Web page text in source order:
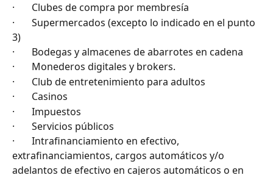
·       Clubes de compra por membresía
·       Supermercados (excepto lo indicado en el punto
3)
·       Bodegas y almacenes de abarrotes en cadena
·       Monederos digitales y brokers.
·       Club de entretenimiento para adultos
·       Casinos
·       Impuestos
·       Servicios públicos
·       Intrafinanciamiento en efectivo,
extrafinanciamientos, cargos automáticos y/o
adelantos de efectivo en cajeros automáticos o en